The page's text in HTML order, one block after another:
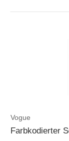
Vogue
Farbkodierter